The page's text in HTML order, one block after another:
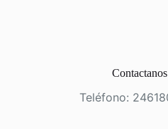
Contactanos
Teléfono: